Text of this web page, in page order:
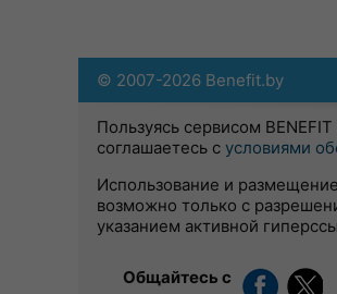
© 2007-2026 Benefit.by
Пользуясь сервисом
соглашаетесь с условиями
Использование и
возможно только с
указанием активной
Общайтесь с